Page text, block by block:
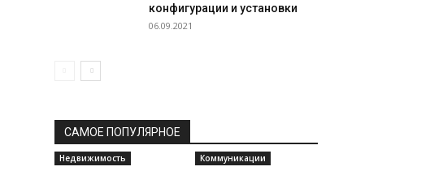
конфигурации и установки
06.09.2021
САМОЕ ПОПУЛЯРНОЕ
Недвижимость Коммуникации